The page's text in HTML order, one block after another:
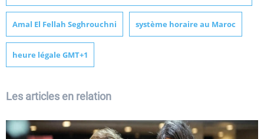
Amal El Fellah Seghrouchni système horaire au Maroc
heure légale GMT+1
Les articles en relation